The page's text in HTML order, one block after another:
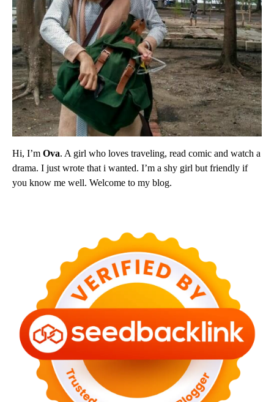
Hi, I’m Ova. A girl who loves traveling, read comic and watch a
drama. I just wrote that i wanted. I’m a shy girl but friendly if
you know me well. Welcome to my blog.